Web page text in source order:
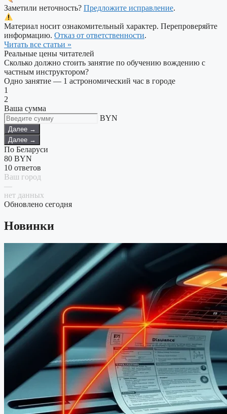
Заметили неточность? Предложите исправление.
Материал носит ознакомительный характер. Перепроверяйте
информацию. Отказ от ответственности.
Читать все статьи »
Реальные цены читателей
Сколько должно стоить занятие по обучению вождению с
частным инструктором?
Одно занятие — 1 астрономический час в городе
1
2
Ваша сумма
BYN
Далее →
Далее →
По Беларуси
80 BYN
10 ответов
Ваш город
—
нет данных
Обновлено сегодня
Новинки